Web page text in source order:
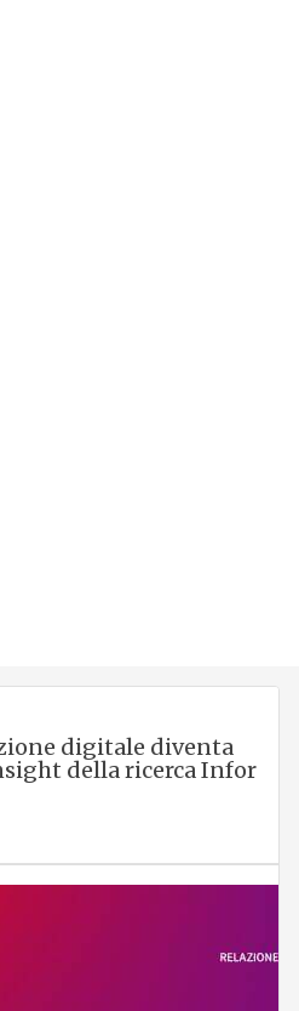
digitale diventa
della ricerca Infor